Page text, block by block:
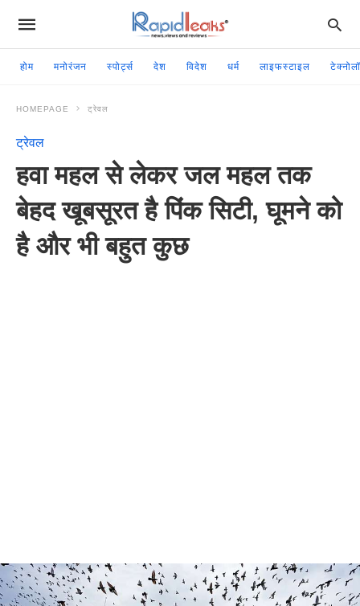
होम मनोरंजन स्पोर्ट्स देश विदेश धर्म लाइफस्टाइल
HOMEPAGE ट्रेवल
ट्रेवल
हवा महल से लेकर जल महल तक
बेहद खूबसूरत है पिंक सिटी, घूमने को
है और भी बहुत कुछ